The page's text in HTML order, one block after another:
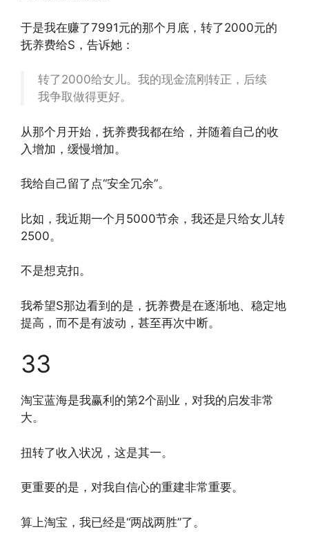
于是我在赚了7991元的那个月底，转了2000元的
抚养费给S，告诉她：
转了2000给女儿。我的现金流刚转正，后续
我争取做得更好。
从那个月开始，抚养费我都在给，并随着自己的收
入增加，缓慢增加。
我给自己留了点“安全冗余”。
比如，我近期一个月5000节余，我还是只给女儿转
2500。
不是想克扣。
我希望S那边看到的是，抚养费是在逐渐地、稳定地
提高，而不是有波动，甚至再次中断。
33
淘宝蓝海是我赢利的第2个副业，对我的启发非常
大。
扭转了收入状况，这是其一。
更重要的是，对我自信心的重建非常重要。
算上淘宝，我已经是“两战两胜”了。